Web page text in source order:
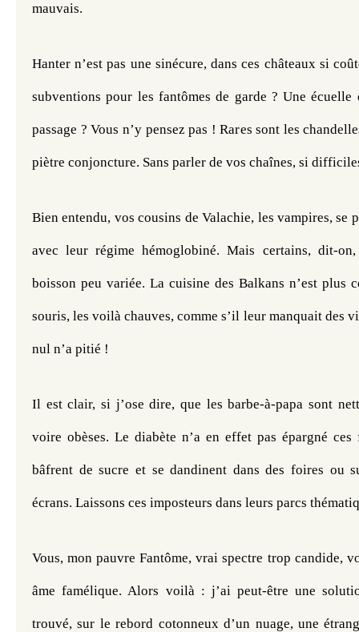
mauvais.
Hanter n’est pas une sinécure, dans ces châteaux si
subventions pour les fantômes de garde ? Une
passage ? Vous n’y pensez pas ! Rares sont les
piètre conjoncture. Sans parler de vos chaînes, si
Bien entendu, vos cousins de Valachie, les vampires, se
avec leur régime hémoglobiné. Mais certains, dit-
boisson peu variée. La cuisine des Balkans n’est plus
souris, les voilà chauves, comme s’il leur manquait des
nul n’a pitié !
Il est clair, si j’ose dire, que les barbe-à-papa sont
voire obèses. Le diabète n’a en effet pas épargné
bâfrent de sucre et se dandinent dans des foires ou
écrans. Laissons ces imposteurs dans leurs parcs
Vous, mon pauvre Fantôme, vrai spectre trop candide,
âme famélique. Alors voilà : j’ai peut-être une
trouvé, sur le rebord cotonneux d’un nuage, une